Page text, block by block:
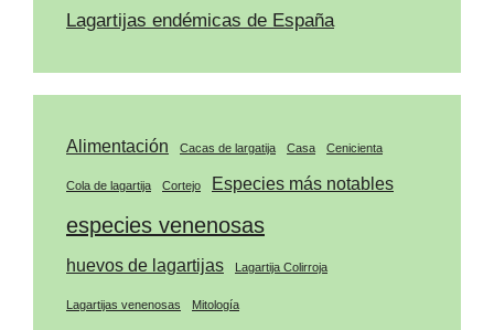
Lagartijas endémicas de España
Alimentación Cacas de largatija Casa Cenicienta
Cola de lagartija Cortejo Especies más notables
especies venenosas
huevos de lagartijas Lagartija Colirroja
Lagartijas venenosas Mitología